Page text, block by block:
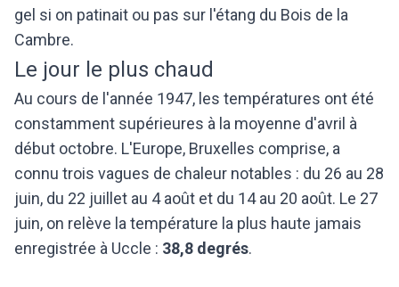
gel si on patinait ou pas sur l'étang du Bois de la
Cambre.
Le jour le plus chaud
Au cours de l'année 1947, les températures ont été
constamment supérieures à la moyenne d'avril à
début octobre. L'Europe, Bruxelles comprise, a
connu trois vagues de chaleur notables : du 26 au 28
juin, du 22 juillet au 4 août et du 14 au 20 août. Le 27
juin, on relève la température la plus haute jamais
enregistrée à Uccle : 38,8 degrés.